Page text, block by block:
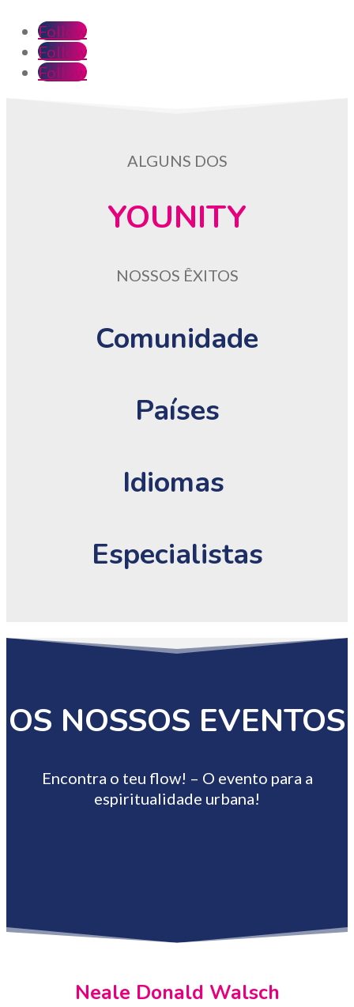
Follow
Follow
Follow
ALGUNS DOS
YOUNITY
NOSSOS ÊXITOS
Comunidade
Países
Idiomas
Especialistas
OS NOSSOS EVENTOS
Encontra o teu flow! – O evento para a
espiritualidade urbana!
Neale Donald Walsch